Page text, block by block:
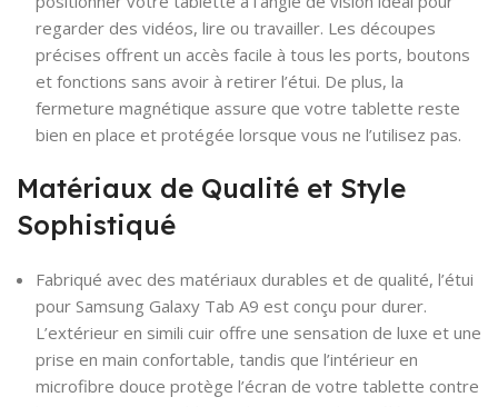
regarder des vidéos, lire ou travailler. Les découpes
précises offrent un accès facile à tous les ports, boutons
et fonctions sans avoir à retirer l’étui. De plus, la
fermeture magnétique assure que votre tablette reste
bien en place et protégée lorsque vous ne l’utilisez pas.
Matériaux de Qualité et Style
Sophistiqué
Fabriqué avec des matériaux durables et de qualité, l’étui
pour Samsung Galaxy Tab A9 est conçu pour durer.
L’extérieur en simili cuir offre une sensation de luxe et une
prise en main confortable, tandis que l’intérieur en
microfibre douce protège l’écran de votre tablette contre